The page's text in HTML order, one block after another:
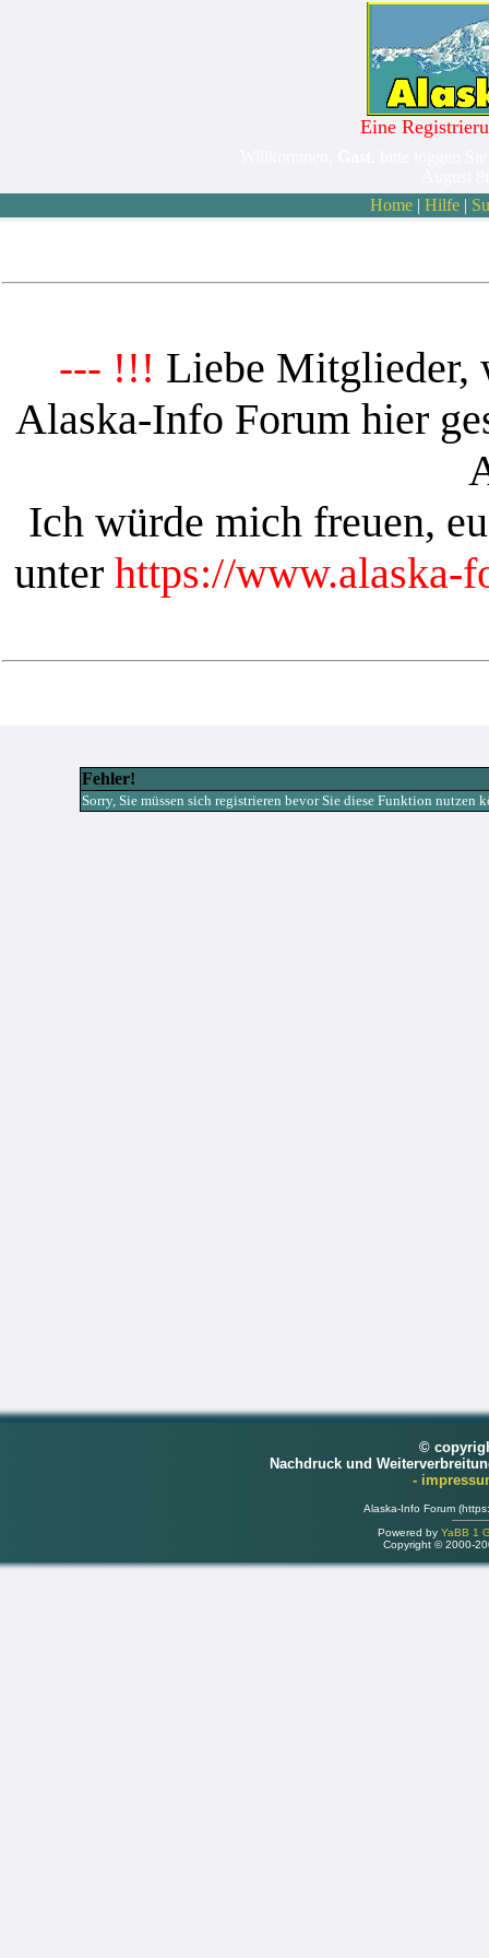
Eine
Home| Hilfe|
--- !!! Liebe Mitglieder,
Alaska-Info Forum hier
Ich würde mich freuen,
unter https://www.alaska-
Fehler!
Sorry, Sie müssen sich registrieren bevor Sie diese Funktion nutzen
©
Nachdruck und
-
Alaska-Info Forum
Powered by YaBB 1
Copyright © 2000-